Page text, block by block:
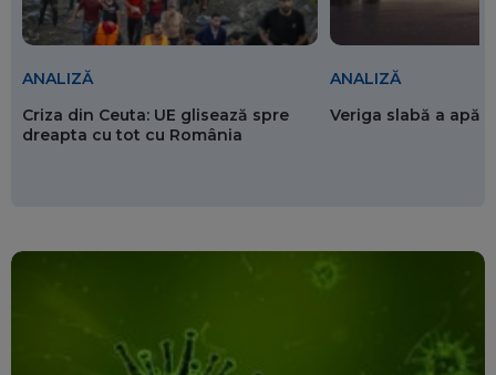
ANALIZĂ
Criza din Ceuta: UE glisează spre
dreapta cu tot cu România
ANALIZĂ
Veriga slabă a